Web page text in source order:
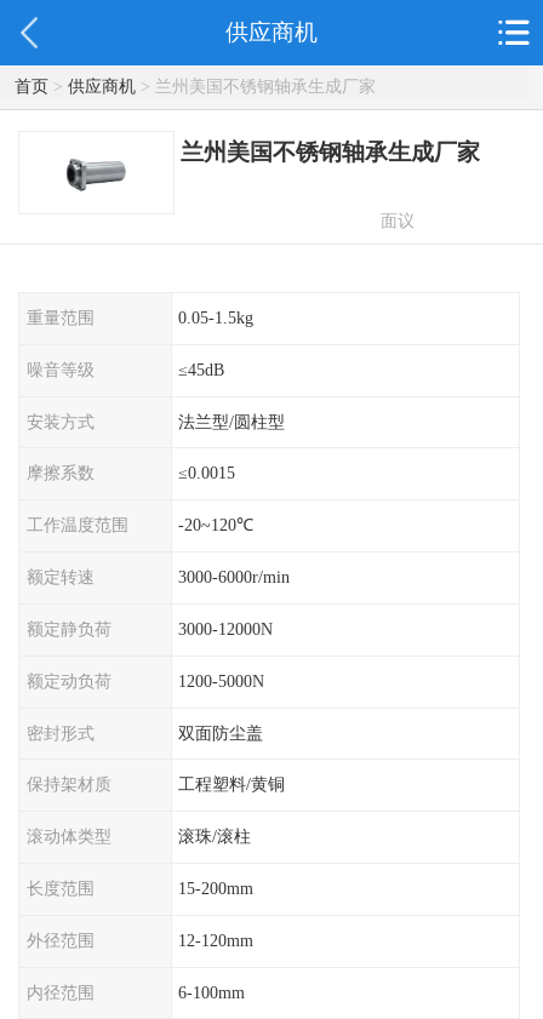
供应商机
首页> 供应商机> 兰州美国不锈钢轴承生成厂家
兰州美国不锈钢轴承生成厂家
面议
重量范围 0.05-1.5kg
噪音等级 ≤45dB
安装方式 法兰型/圆柱型
摩擦系数 ≤0.0015
工作温度范围 -20~120℃
额定转速 3000-6000r/min
额定静负荷 3000-12000N
额定动负荷 1200-5000N
密封形式 双面防尘盖
保持架材质 工程塑料/黄铜
滚动体类型 滚珠/滚柱
长度范围 15-200mm
外径范围 12-120mm
内径范围 6-100mm